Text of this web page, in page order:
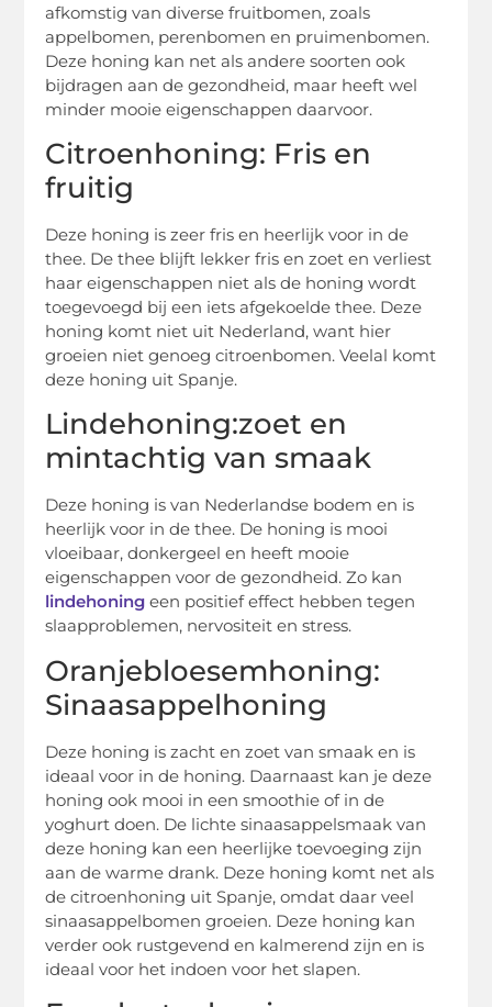
afkomstig van diverse fruitbomen, zoals
appelbomen, perenbomen en pruimenbomen.
Deze honing kan net als andere soorten ook
bijdragen aan de gezondheid, maar heeft wel
minder mooie eigenschappen daarvoor.
Citroenhoning: Fris en
fruitig
Deze honing is zeer fris en heerlijk voor in de
thee. De thee blijft lekker fris en zoet en verliest
haar eigenschappen niet als de honing wordt
toegevoegd bij een iets afgekoelde thee. Deze
honing komt niet uit Nederland, want hier
groeien niet genoeg citroenbomen. Veelal komt
deze honing uit Spanje.
Lindehoning:zoet en
mintachtig van smaak
Deze honing is van Nederlandse bodem en is
heerlijk voor in de thee. De honing is mooi
vloeibaar, donkergeel en heeft mooie
eigenschappen voor de gezondheid. Zo kan
lindehoning een positief effect hebben tegen
slaapproblemen, nervositeit en stress.
Oranjebloesemhoning:
Sinaasappelhoning
Deze honing is zacht en zoet van smaak en is
ideaal voor in de honing. Daarnaast kan je deze
honing ook mooi in een smoothie of in de
yoghurt doen. De lichte sinaasappelsmaak van
deze honing kan een heerlijke toevoeging zijn
aan de warme drank. Deze honing komt net als
de citroenhoning uit Spanje, omdat daar veel
sinaasappelbomen groeien. Deze honing kan
verder ook rustgevend en kalmerend zijn en is
ideaal voor het indoen voor het slapen.